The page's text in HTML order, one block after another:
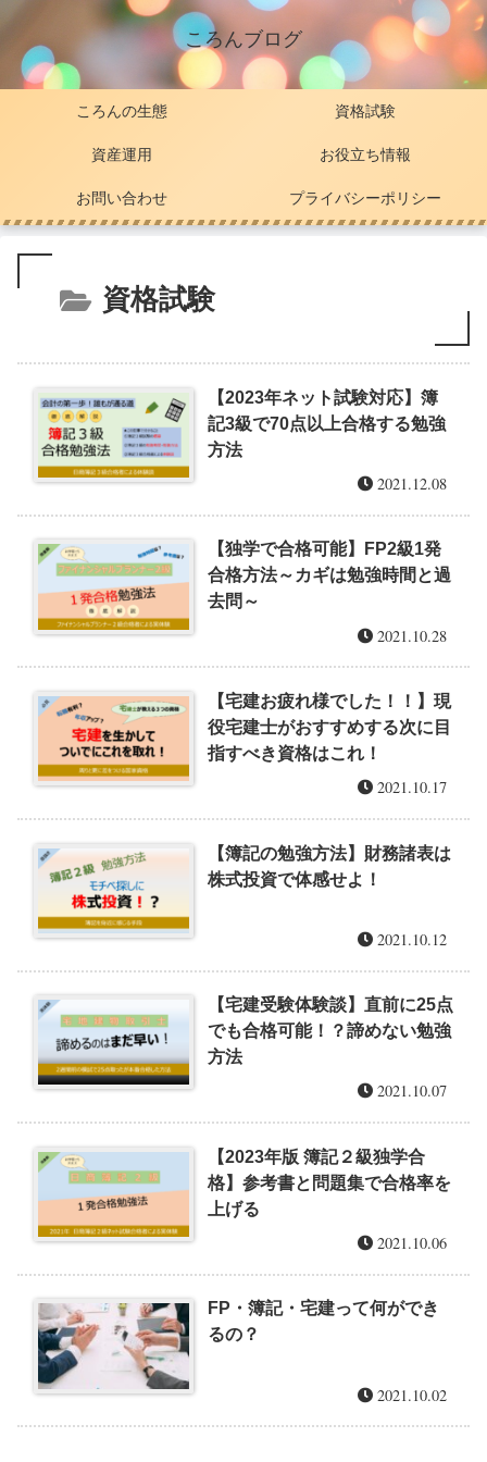
ころんブログ
ころんの生態 資格試験
資産運用 お役立ち情報
お問い合わせ プライバシーポリシー
資格試験
【2023年ネット試験対応】簿
記3級で70点以上合格する勉強
方法
2021.12.08
【独学で合格可能】FP2級1発
合格方法～カギは勉強時間と過
去問～
2021.10.28
【宅建お疲れ様でした！！】現
役宅建士がおすすめする次に目
指すべき資格はこれ！
2021.10.17
【簿記の勉強方法】財務諸表は
株式投資で体感せよ！
2021.10.12
【宅建受験体験談】直前に25点
でも合格可能！？諦めない勉強
方法
2021.10.07
【2023年版 簿記２級独学合
格】参考書と問題集で合格率を
上げる
2021.10.06
FP・簿記・宅建って何ができ
るの？
2021.10.02